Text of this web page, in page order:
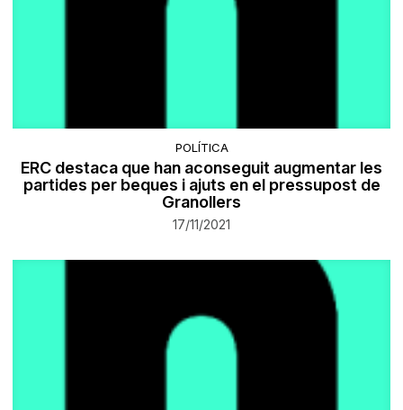
POLÍTICA
ERC destaca que han aconseguit augmentar les
partides per beques i ajuts en el pressupost de
Granollers
17/11/2021